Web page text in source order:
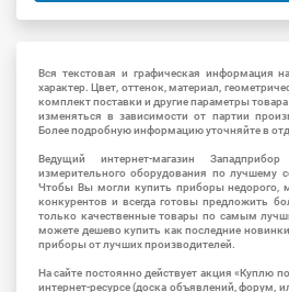
Вся текстовая и графическая информация
характер. Цвет, оттенок, материал,
комплект поставки и другие параметры товара
изменяться в зависимости от партии
Более подробную информацию уточняйте в
Ведущий интернет-магазин
измерительного оборудования по лучшему
Чтобы Вы могли купить приборы недорого,
конкурентов и всегда готовы предложить
только качественные товары по самым
можете дешево купить как последние
приборы от лучших производителей.
На сайте постоянно действует акция «Куплю
интернет-ресурсе (доска объявлений, форум,